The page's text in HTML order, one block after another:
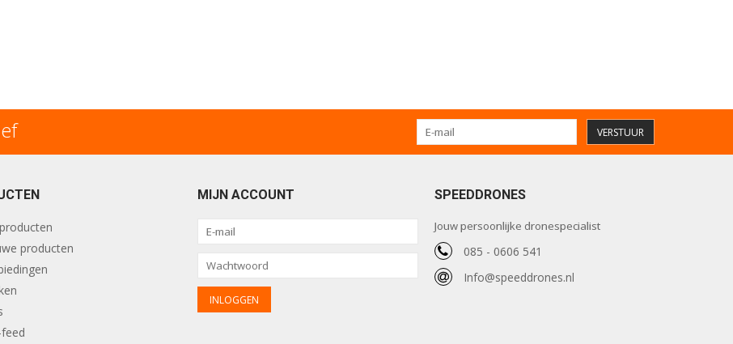
VERSTUUR
producten
feed
MIJN ACCOUNT SPEEDDRONES
Jouw persoonlijke dronespecialist
085 - 0606 541
Info@speeddrones.nl